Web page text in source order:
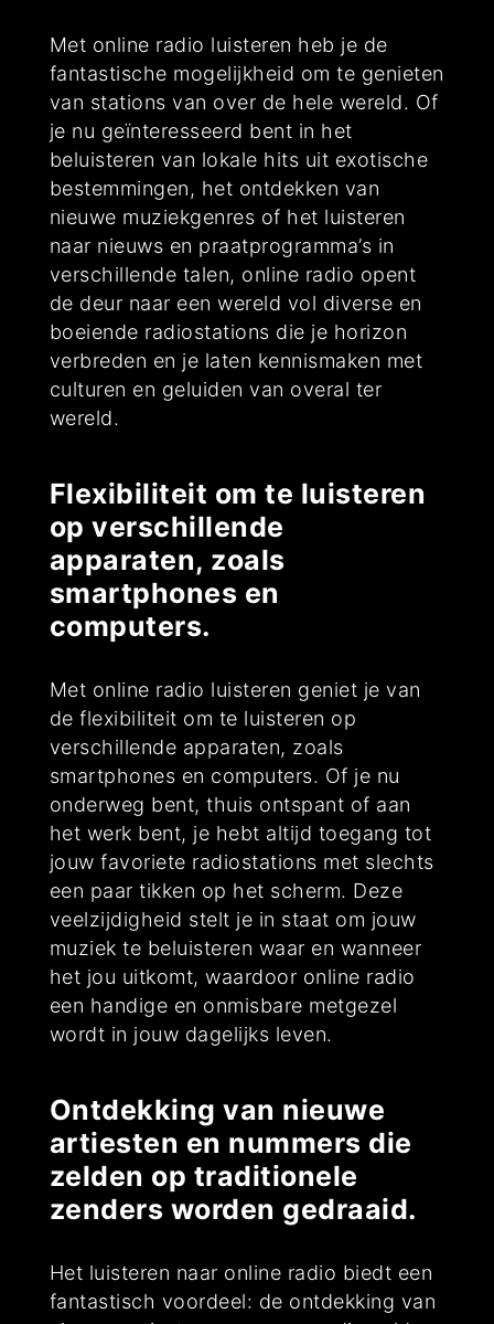
Met online radio luisteren heb je de
fantastische mogelijkheid om te genieten
van stations van over de hele wereld. Of
je nu geïnteresseerd bent in het
beluisteren van lokale hits uit exotische
bestemmingen, het ontdekken van
nieuwe muziekgenres of het luisteren
naar nieuws en praatprogramma’s in
verschillende talen, online radio opent
de deur naar een wereld vol diverse en
boeiende radiostations die je horizon
verbreden en je laten kennismaken met
culturen en geluiden van overal ter
wereld.
Flexibiliteit om te luisteren
op verschillende
apparaten, zoals
smartphones en
computers.
Met online radio luisteren geniet je van
de flexibiliteit om te luisteren op
verschillende apparaten, zoals
smartphones en computers. Of je nu
onderweg bent, thuis ontspant of aan
het werk bent, je hebt altijd toegang tot
jouw favoriete radiostations met slechts
een paar tikken op het scherm. Deze
veelzijdigheid stelt je in staat om jouw
muziek te beluisteren waar en wanneer
het jou uitkomt, waardoor online radio
een handige en onmisbare metgezel
wordt in jouw dagelijks leven.
Ontdekking van nieuwe
artiesten en nummers die
zelden op traditionele
zenders worden gedraaid.
Het luisteren naar online radio biedt een
fantastisch voordeel: de ontdekking van